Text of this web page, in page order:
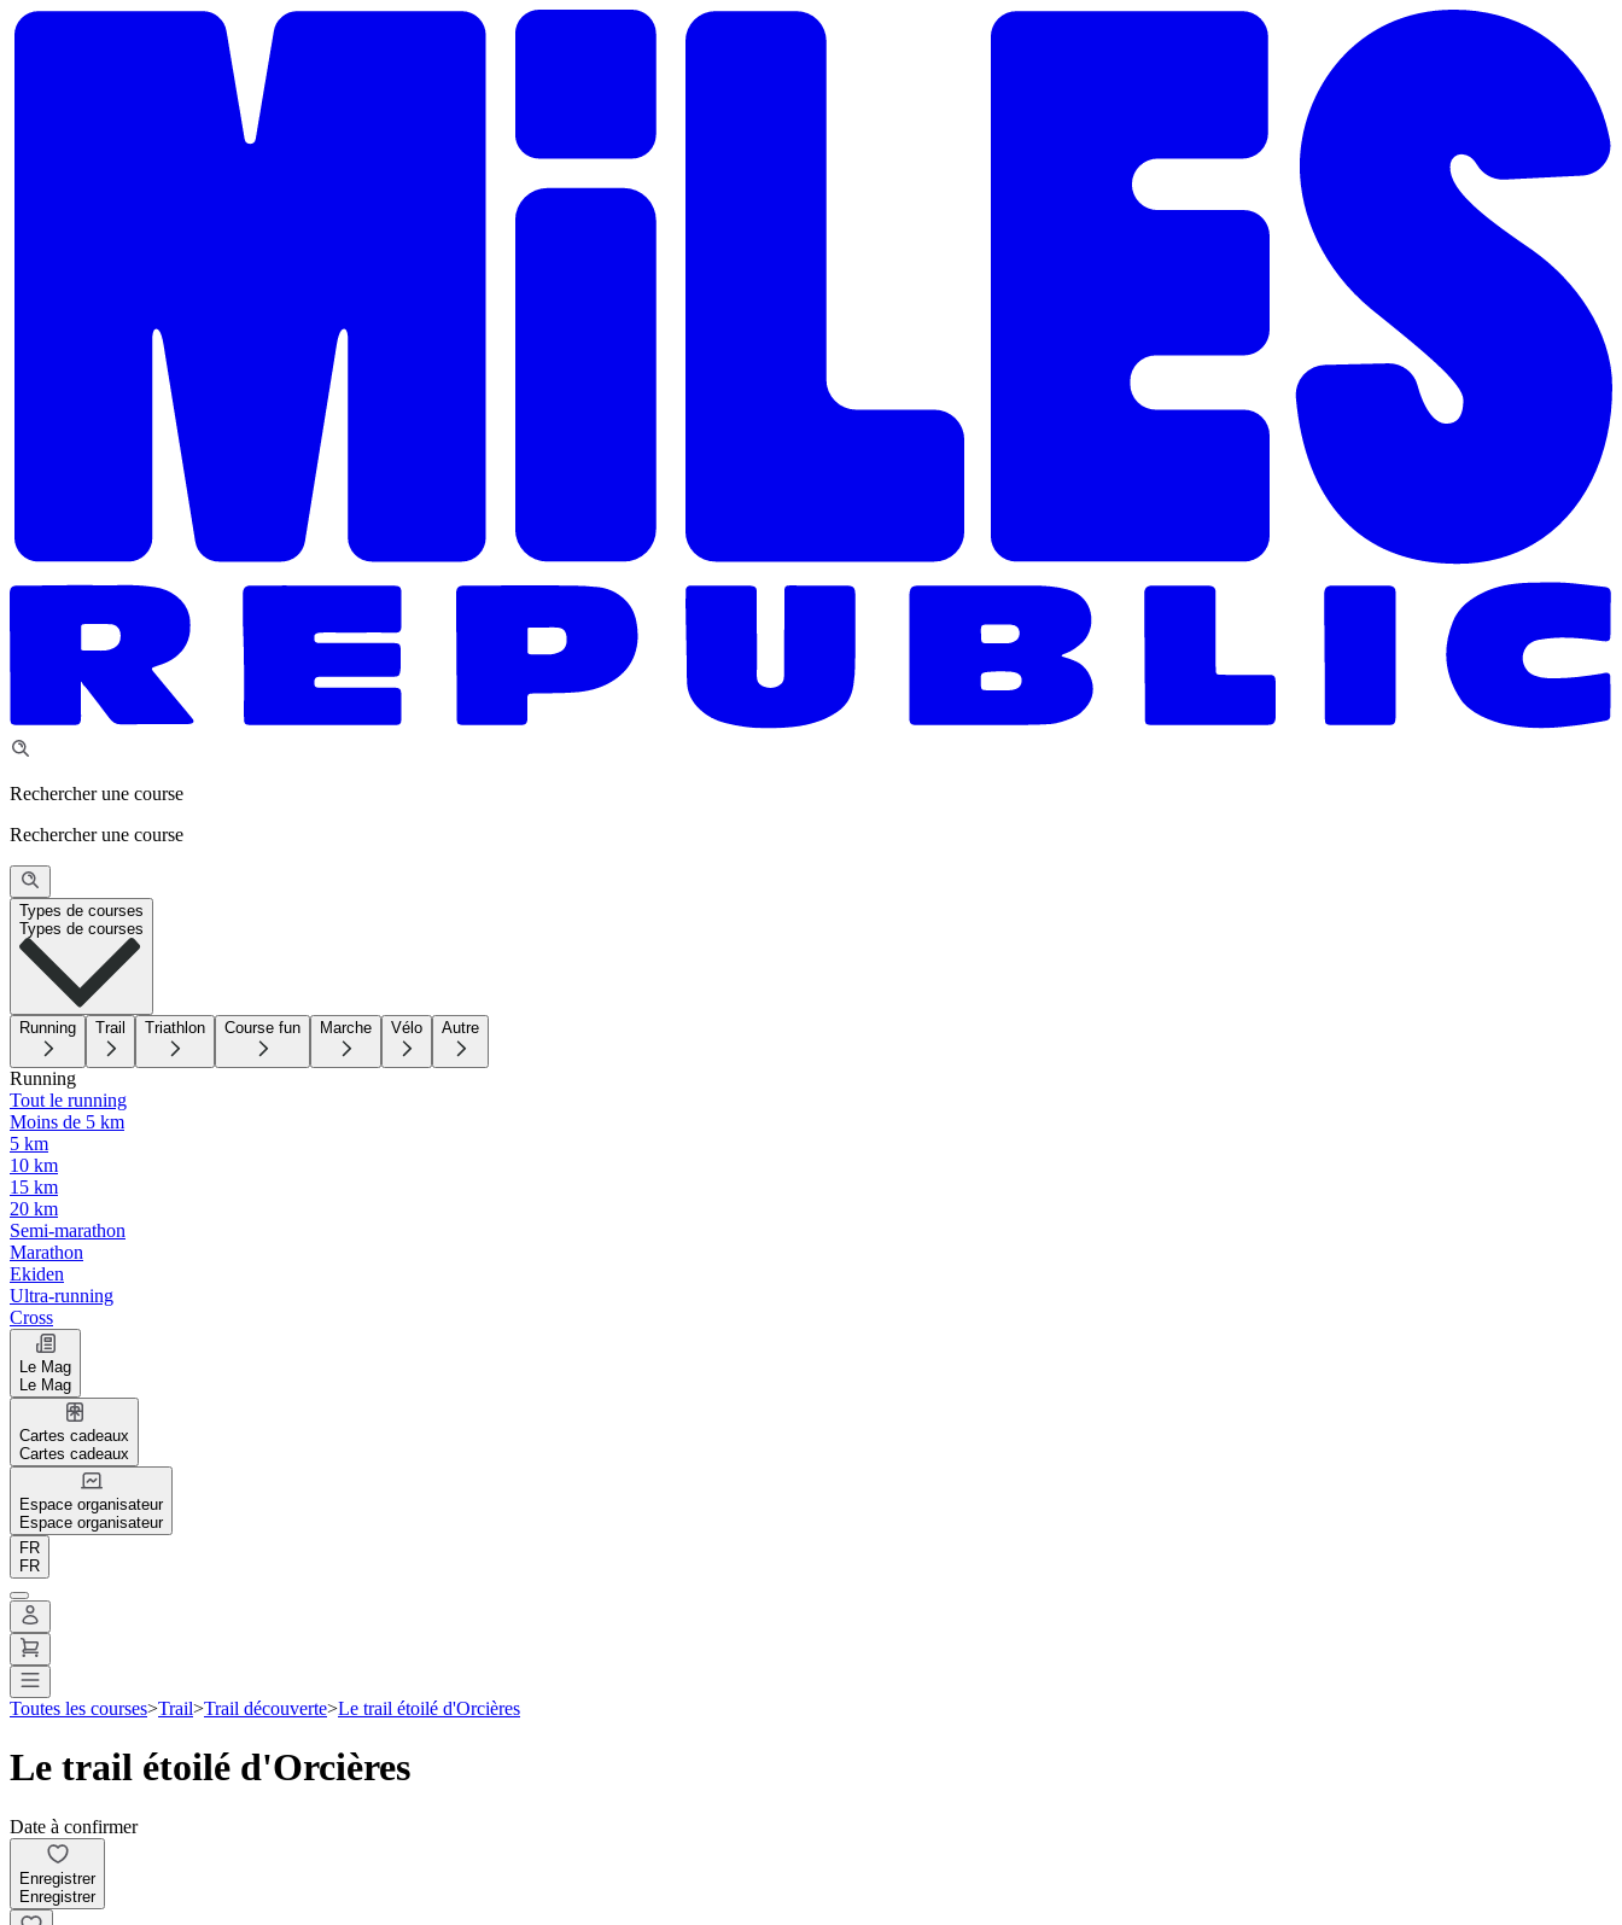
Rechercher une course
Rechercher une course
Types de courses
Types de courses
Running Trail Triathlon Course fun Marche Vélo Autre
Running
Tout le running
Moins de 5 km
5 km
10 km
15 km
20 km
Semi-marathon
Marathon
Ekiden
Ultra-running
Cross
Le Mag
Le Mag
Cartes cadeaux
Cartes cadeaux
Espace organisateur
Espace organisateur
FR
FR
Toutes les courses>Trail>Trail découverte>Le trail étoilé d'Orcières
Le trail étoilé d'Orcières
Date à confirmer
Enregistrer
Enregistrer